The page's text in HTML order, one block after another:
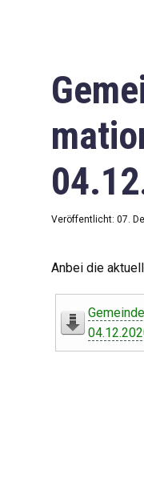
Veröffentlicht: 07.
Anbei die